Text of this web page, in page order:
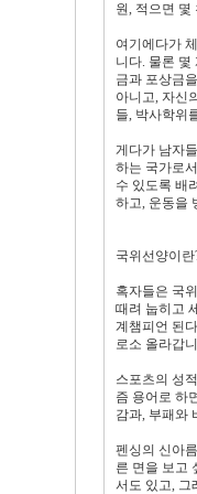
원, 적으면 몇
여기에다가
니다. 물론 몇
금과 포상금
아니고, 자신
들, 박사학위
게다가 남자
하는 국가로
수 있도록 배
하고, 운동을
국위선양이란
혹자들은 국
때려 눕히고
계챔피언 된
로소 올라갑
스포츠의 성
즘 용어로 하
감과, 부패와
펜싱의 신아
른 면을 보고
서도 있고, 그